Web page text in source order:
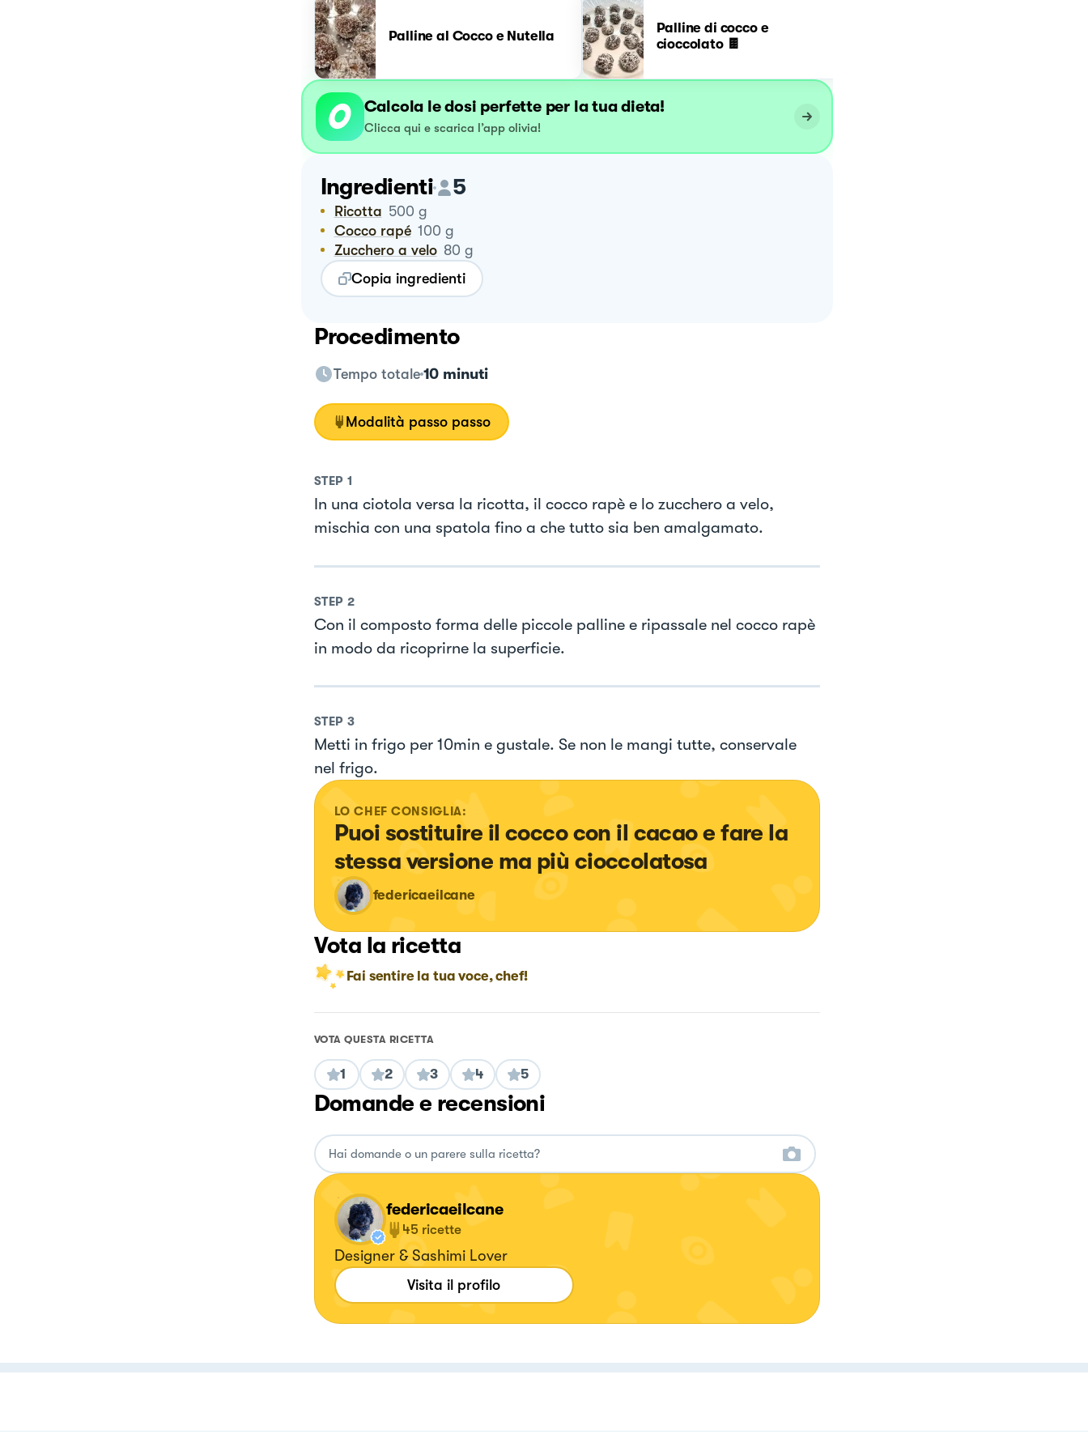
Palline al Cocco e Nutella
Palline di cocco e
cioccolato 🍫
Calcola le dosi perfette per la tua dieta!
Clicca qui e scarica l’app olivia!
Ingredienti 5
Ricotta 500 g
Cocco rapé 100 g
Zucchero a velo 80 g
Copia ingredienti
Procedimento
Tempo totale 10 minuti
Modalità passo passo
STEP 1
In una ciotola versa la ricotta, il cocco rapè e lo zucchero a velo,
mischia con una spatola fino a che tutto sia ben amalgamato.
STEP 2
Con il composto forma delle piccole palline e ripassale nel cocco rapè
in modo da ricoprirne la superficie.
STEP 3
Metti in frigo per 10min e gustale. Se non le mangi tutte, conservale
nel frigo.
LO CHEF CONSIGLIA:
Puoi sostituire il cocco con il cacao e fare la
stessa versione ma più cioccolatosa
federicaeilcane
Vota la ricetta
Fai sentire la tua voce, chef!
VOTA QUESTA RICETTA
1 2 3 4 5
Domande e recensioni
federicaeilcane
45 ricette
Designer & Sashimi Lover
Visita il profilo